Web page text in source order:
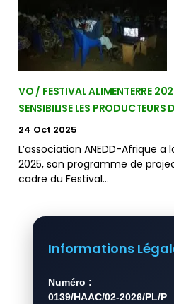
VO / FESTIVAL ALIMENTERRE
SENSIBILISE LES PRODUCTEURS
24 Oct 2025
L’association ANEDD-Afrique
2025, son programme de
cadre du Festival…
Informations
Numéro :
0139/HAAC/02-2026/PL/P